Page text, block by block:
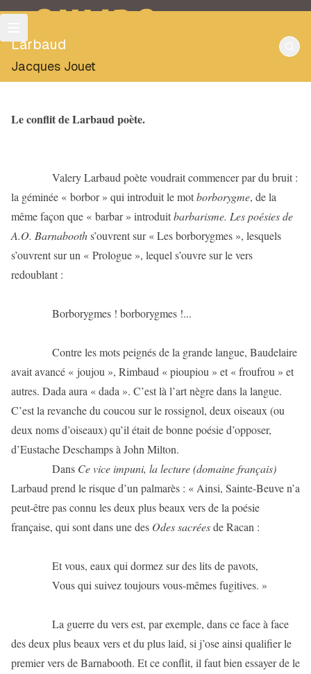
OULIPO
Larbaud
Jacques Jouet
Le conflit de Larbaud poète.
Valery Larbaud poète voudrait commencer par du bruit :
la géminée « borbor » qui introduit le motborborygme, de la
même façon que « barbar » introduitbarbarisme. Les poésies de
A.O. Barnabooths’ouvrent sur « Les borborygmes », lesquels
s’ouvrent sur un « Prologue », lequel s’ouvre sur le vers
redoublant :
Borborygmes ! borborygmes !...
Contre les mots peignés de la grande langue, Baudelaire
avait avancé « joujou », Rimbaud « pioupiou » et « froufrou » et
autres. Dada aura « dada ». C’est là l’art nègre dans la langue.
C’est la revanche du coucou sur le rossignol, deux oiseaux (ou
deux noms d’oiseaux) qu’il était de bonne poésie d’opposer,
d’Eustache Deschamps à John Milton.
Dans Ce vice impuni, la lecture (domaine français)
Larbaud prend le risque d’un palmarès : « Ainsi, Sainte-Beuve n’a
peut-être pas connu les deux plus beaux vers de la poésie
française, qui sont dans une des Odes sacréesde Racan :
Et vous, eaux qui dormez sur des lits de pavots,
Vous qui suivez toujours vous-mêmes fugitives. »
La guerre du vers est, par exemple, dans ce face à face
des deux plus beaux vers et du plus laid, si j’ose ainsi qualifier le
premier vers de Barnabooth. Et ce conflit, il faut bien essayer de le